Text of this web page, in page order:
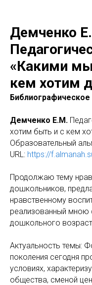
Демченко
«Какими
кем хотим
Библиографическое
Демченко Е.М.
хотим быть и с кем
Образовательный
URL: https://
Продолжаю тему
дошкольников,
нравственному
реализованный мною
дошкольного
Актуальность темы:
поколения сегодня
условиях,
общества, сменой